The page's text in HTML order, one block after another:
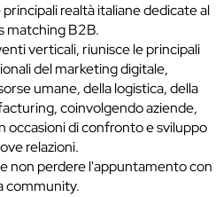
realtà italiane dedicate al
matching B2B.
verticali, riunisce le principali
del marketing digitale,
umane, della logistica, della
coinvolgendo aziende,
occasioni di confronto e sviluppo
relazioni.
non perdere l'appuntamento con
community.